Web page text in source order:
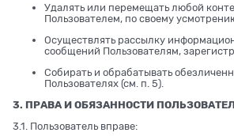
Удалять или перемещать любой
Пользователем, по своему
Осуществлять рассылку
сообщений Пользователям,
Собирать и обрабатывать
Пользователях (см. п. 5).
3. ПРАВА И ОБЯЗАННОСТИ
3.1. Пользователь вправе: